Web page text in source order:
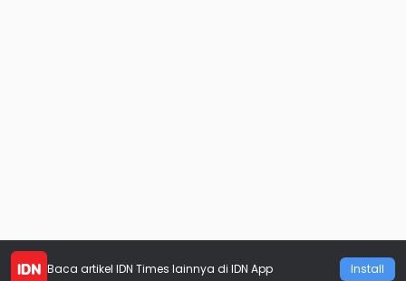
Baca artikel IDN Times lainnya di IDN App Install